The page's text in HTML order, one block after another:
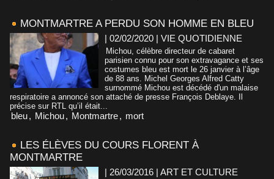
MONTMARTRE A PERDU SON HOMME EN BLEU
| 02/02/2020 | VIE QUOTIDIENNE
Michou, célèbre directeur de cabaret
parisien connu pour son extravagance et ses
costumes bleu est mort le 26 janvier à l’âge
de 88 ans. Michel Georges Alfred Catty
surnommé Michou est décédé d'un malaise
respiratoire a annoncé son attaché de presse François Deblaye. Il
précise sur RTL qu’il était...
bleu, Michou, Montmartre, mort
LES ÉLÈVES DU COURS FLORENT À
MONTMARTRE
| 26/03/2016 | ART ET CULTURE